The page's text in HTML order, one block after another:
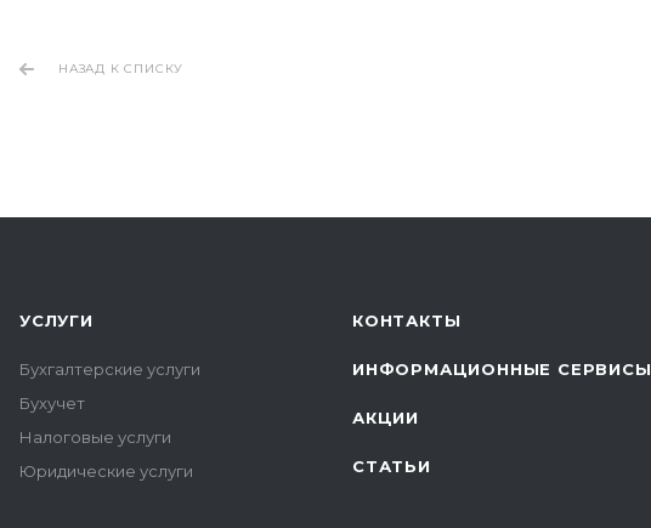
НАЗАД К СПИСКУ
УСЛУГИ
Бухгалтерские услуги
Бухучет
Налоговые услуги
Юридические услуги
КОНТАКТЫ
ИНФОРМАЦИОННЫЕ СЕРВИСЫ
АКЦИИ
СТАТЬИ